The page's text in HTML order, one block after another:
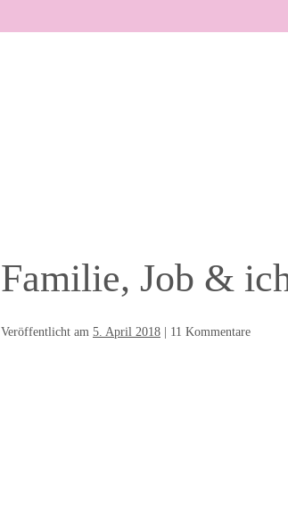
Familie, Job &
Veröffentlicht am 5. April 2018 11 Kommentare